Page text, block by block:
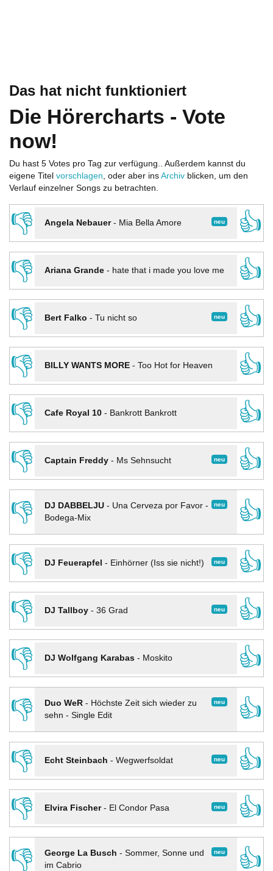
Das hat nicht funktioniert
Die Hörercharts - Vote
now!
Du hast 5 Votes pro Tag zur verfügung.. Außerdem kannst du
eigene Titel vorschlagen, oder aber ins Archiv blicken, um den
Verlauf einzelner Songs zu betrachten.
👎 neu
Angela Nebauer- Mia Bella Amore
👍
👎
Ariana Grande- hate that i made you love me
👍
👎
neu
Bert Falko - Tu nicht so
👍
👎
BILLY WANTS MORE- Too Hot for Heaven
👍
👎
Cafe Royal 10- Bankrott Bankrott
👍
👎
neu
Captain Freddy- Ms Sehnsucht
👍
👎
neu
DJ DABBELJU- Una Cerveza por Favor -
Bodega-Mix
👍
👎
neu
DJ Feuerapfel - Einhörner (Iss sie nicht!)
👍
👎
neu
DJ Tallboy- 36 Grad
👍
👎
DJ Wolfgang Karabas- Moskito
👍
👎
neu
Duo WeR- Höchste Zeit sich wieder zu
sehn - Single Edit
👍
👎
neu
Echt Steinbach - Wegwerfsoldat
👍
👎
neu
Elvira Fischer- El Condor Pasa
👍
👎
neu
George La Busch - Sommer, Sonne und
im Cabrio
👍